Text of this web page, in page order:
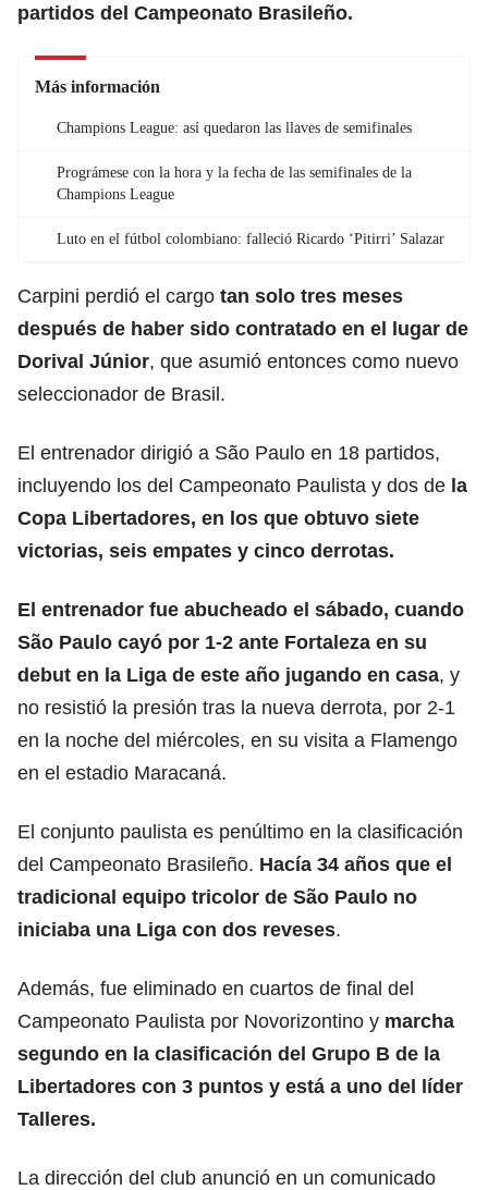
partidos del Campeonato Brasileño.
Más información
Champions League: así quedaron las llaves de semifinales
Prográmese con la hora y la fecha de las semifinales de la
Champions League
Luto en el fútbol colombiano: falleció Ricardo ‘Pitirri’ Salazar
Carpini perdió el cargo tan solo tres meses
después de haber sido contratado en el lugar de
Dorival Júnior, que asumió entonces como nuevo
seleccionador de Brasil.
El entrenador dirigió a São Paulo en 18 partidos,
incluyendo los del Campeonato Paulista y dos de la
Copa Libertadores, en los que obtuvo siete
victorias, seis empates y cinco derrotas.
El entrenador fue abucheado el sábado, cuando
São Paulo cayó por 1-2 ante Fortaleza en su
debut en la Liga de este año jugando en casa, y
no resistió la presión tras la nueva derrota, por 2-1
en la noche del miércoles, en su visita a Flamengo
en el estadio Maracaná.
El conjunto paulista es penúltimo en la clasificación
del Campeonato Brasileño. Hacía 34 años que el
tradicional equipo tricolor de São Paulo no
iniciaba una Liga con dos reveses.
Además, fue eliminado en cuartos de final del
Campeonato Paulista por Novorizontino y marcha
segundo en la clasificación del Grupo B de la
Libertadores con 3 puntos y está a uno del líder
Talleres.
La dirección del club anunció en un comunicado